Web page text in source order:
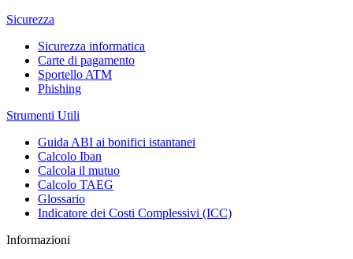
Sicurezza
Sicurezza informatica
Carte di pagamento
Sportello ATM
Phishing
Strumenti Utili
Guida ABI ai bonifici istantanei
Calcolo Iban
Calcola il mutuo
Calcolo TAEG
Glossario
Indicatore dei Costi Complessivi (ICC)
Informazioni